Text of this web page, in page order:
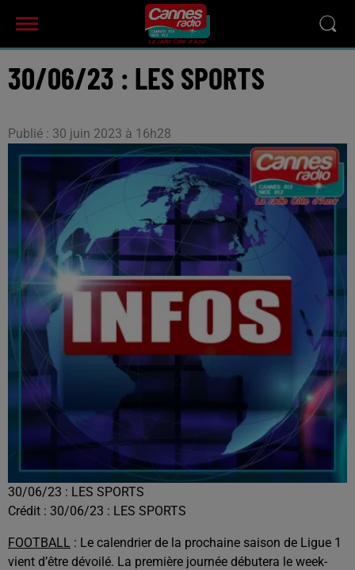
30/06/23 : LES SPORTS
Publié : 30 juin 2023 à 16h28
30/06/23 : LES SPORTS
Crédit : 30/06/23 : LES SPORTS
FOOTBALL : Le calendrier de la prochaine saison de Ligue 1
vient d’être dévoilé. La première journée débutera le week-